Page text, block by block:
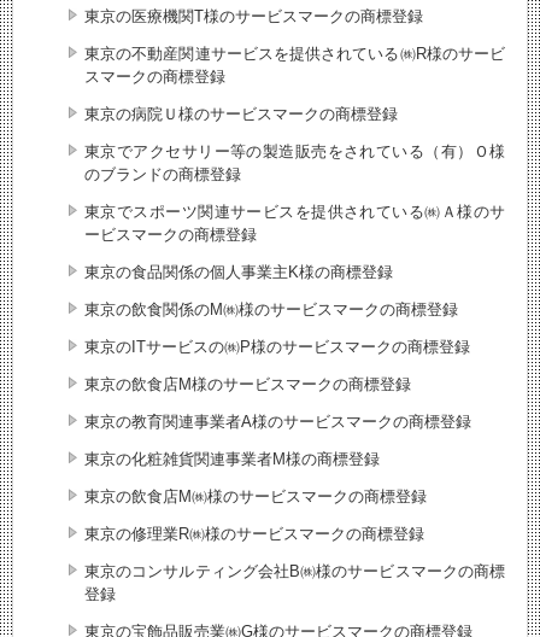
東京の医療機関T様のサービスマークの商標登録
東京の不動産関連サービスを提供されている㈱R様のサービ
スマークの商標登録
東京の病院Ｕ様のサービスマークの商標登録
東京でアクセサリー等の製造販売をされている（有）Ｏ様
のブランドの商標登録
東京でスポーツ関連サービスを提供されている㈱Ａ様のサ
ービスマークの商標登録
東京の食品関係の個人事業主K様の商標登録
東京の飲食関係のM㈱様のサービスマークの商標登録
東京のITサービスの㈱P様のサービスマークの商標登録
東京の飲食店M様のサービスマークの商標登録
東京の教育関連事業者A様のサービスマークの商標登録
東京の化粧雑貨関連事業者M様の商標登録
東京の飲食店M㈱様のサービスマークの商標登録
東京の修理業R㈱様のサービスマークの商標登録
東京のコンサルティング会社B㈱様のサービスマークの商標
登録
東京の宝飾品販売業㈱G様のサービスマークの商標登録